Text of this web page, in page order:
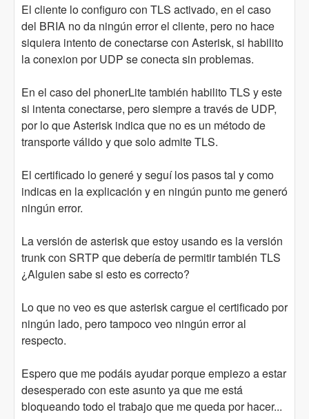
El cliente lo configuro con TLS activado, en el caso
del BRIA no da ningún error el cliente, pero no hace
siquiera intento de conectarse con Asterisk, si habilito
la conexion por UDP se conecta sin problemas.
En el caso del phonerLite también habilito TLS y este
si intenta conectarse, pero siempre a través de UDP,
por lo que Asterisk indica que no es un método de
transporte válido y que solo admite TLS.
El certificado lo generé y seguí los pasos tal y como
indicas en la explicación y en ningún punto me generó
ningún error.
La versión de asterisk que estoy usando es la versión
trunk con SRTP que debería de permitir también TLS
¿Alguien sabe si esto es correcto?
Lo que no veo es que asterisk cargue el certificado por
ningún lado, pero tampoco veo ningún error al
respecto.
Espero que me podáis ayudar porque empiezo a estar
desesperado con este asunto ya que me está
bloqueando todo el trabajo que me queda por hacer...